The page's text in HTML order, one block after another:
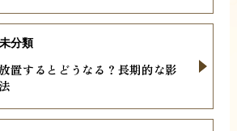
置するとどうなる？長期的な影
未分類